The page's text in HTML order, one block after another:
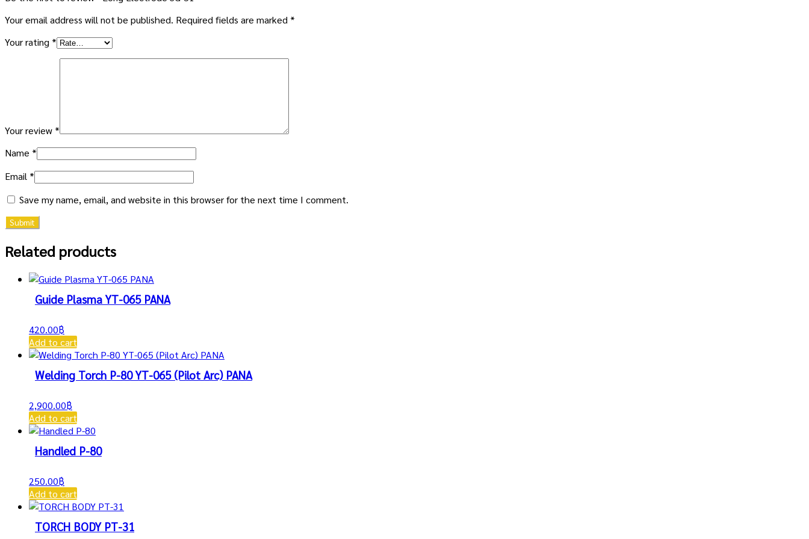
Your email address will not be published. Required fields are marked *
Your rating *
Your review *
Name *
Email *
Save my name, email, and website in this browser for the next time I comment.
Related products
Guide Plasma YT-065 PANA
420.00฿
Add to cart
Welding Torch P-80 YT-065 (Pilot Arc) PANA
2,900.00฿
Add to cart
Handled P-80
250.00฿
Add to cart
TORCH BODY PT-31